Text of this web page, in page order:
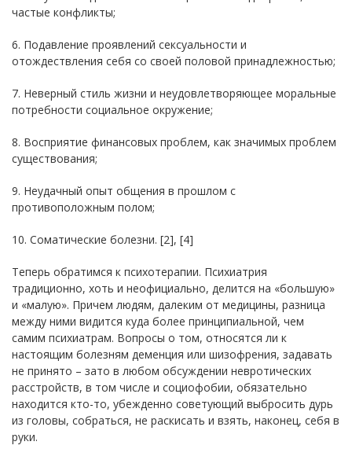
частые конфликты;
6. Подавление проявлений сексуальности и
отождествления себя со своей половой принадлежностью;
7. Неверный стиль жизни и неудовлетворяющее моральные
потребности социальное окружение;
8. Восприятие финансовых проблем, как значимых проблем
существования;
9. Неудачный опыт общения в прошлом с
противоположным полом;
10. Соматические болезни. [2], [4]
Теперь обратимся к психотерапии. Психиатрия
традиционно, хоть и неофициально, делится на «большую»
и «малую». Причем людям, далеким от медицины, разница
между ними видится куда более принципиальной, чем
самим психиатрам. Вопросы о том, относятся ли к
настоящим болезням деменция или шизофрения, задавать
не принято – зато в любом обсуждении невротических
расстройств, в том числе и социофобии, обязательно
находится кто-то, убежденно советующий выбросить дурь
из головы, собраться, не раскисать и взять, наконец, себя в
руки.